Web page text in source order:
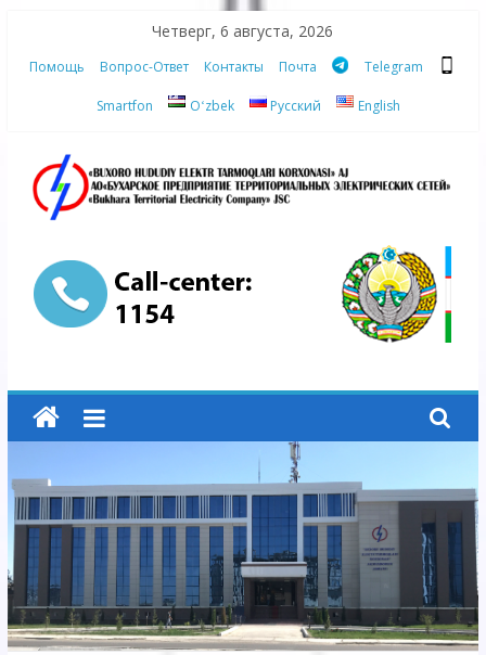
content
Четверг, 6 августа, 2026
Помощь Вопрос-Ответ Контакты Почта Telegram
Smartfon Oʻzbek Русский English
АО
"Бухарское
Предприятие
Территориальных
Электрических
сетей"
АО
"Бухарское